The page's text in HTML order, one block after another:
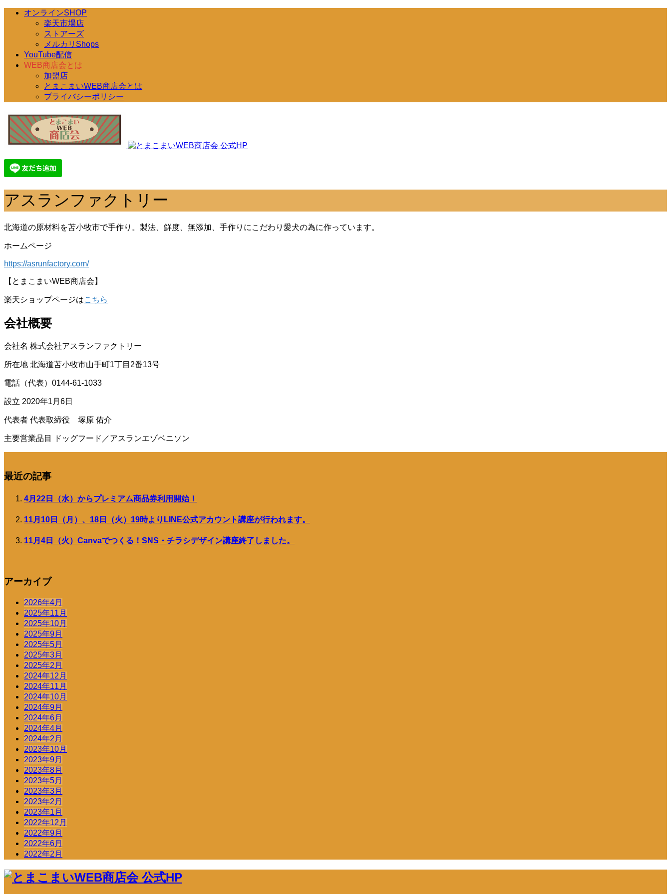
オンラインSHOP
楽天市場店
ストアーズ
メルカリShops
YouTube配信
WEB商店会とは
加盟店
とまこまいWEB商店会とは
プライバシーポリシー
アスランファクトリー
北海道の原材料を苫小牧市で手作り。製法、鮮度、無添加、手作りにこだわり愛犬の為に作っています。
ホームページ
https://asrunfactory.com/
【とまこまいWEB商店会】
楽天ショップページはこちら
会社概要
会社名 株式会社アスランファクトリー
所在地 北海道苫小牧市山手町1丁目2番13号
電話（代表）0144-61-1033
設立 2020年1月6日
代表者 代表取締役 塚原 佑介
主要営業品目 ドッグフード／アスランエゾベニソン
最近の記事
4月22日（水）からプレミアム商品券利用開始！
11月10日（月）、18日（火）19時よりLINE公式アカウント講座が行われます。
11月4日（火）Canvaでつくる！SNS・チラシデザイン講座終了しました。
アーカイブ
2026年4月
2025年11月
2025年10月
2025年9月
2025年5月
2025年3月
2025年2月
2024年12月
2024年11月
2024年10月
2024年9月
2024年6月
2024年4月
2024年2月
2023年10月
2023年9月
2023年8月
2023年5月
2023年3月
2023年2月
2023年1月
2022年12月
2022年9月
2022年6月
2022年2月